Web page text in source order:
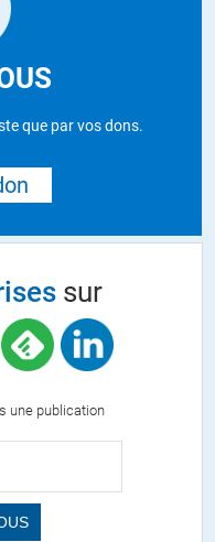
que par vos dons.
sur
une publication